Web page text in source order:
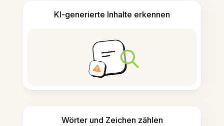
KI-generierte Inhalte erkennen
Wörter und Zeichen zählen